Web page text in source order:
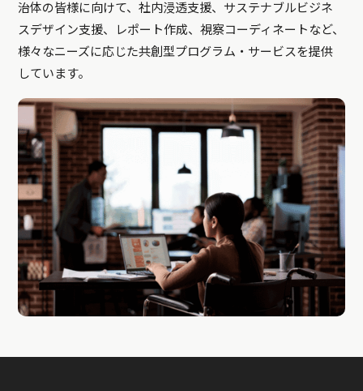
治体の皆様に向けて、社内浸透支援、サステナブルビジネ
スデザイン支援、レポート作成、視察コーディネートなど、
様々なニーズに応じた共創型プログラム・サービスを提供
しています。